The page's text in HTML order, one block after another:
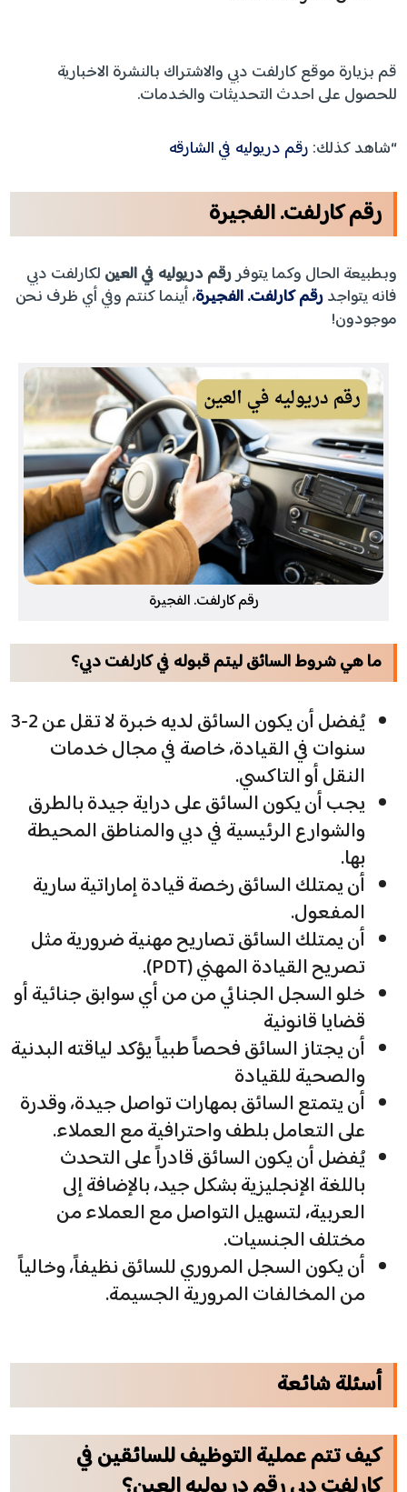
قم بزيارة موقع كارلفت دبي والاشتراك بالنشرة الاخبارية
للحصول على احدث التحديثات والخدمات.
“شاهد كذلك: رقم دريوليه في الشارقه
رقم كارلفت. الفجيرة
وبطبيعة الحال وكما يتوفررقم دريوليه في العين لكارلفت دبي
فانه يتواجدرقم كارلفت. الفجيرة، أينما كنتم وفي أي ظرف نحن
موجودون!
رقم كارلفت. الفجيرة
ما هي شروط السائق ليتم قبوله في كارلفت دبي؟
يُفضل أن يكون السائق لديه خبرة لا تقل عن 2-3
سنوات في القيادة، خاصة في مجال خدمات
النقل أو التاكسي.
يجب أن يكون السائق على دراية جيدة بالطرق
والشوارع الرئيسية في دبي والمناطق المحيطة
بها.
أن يمتلك السائق رخصة قيادة إماراتية سارية
المفعول.
أن يمتلك السائق تصاريح مهنية ضرورية مثل
تصريح القيادة المهني (PDT).
خلو السجل الجنائي من من أي سوابق جنائية أو
قضايا قانونية
أن يجتاز السائق فحصاً طبياً يؤكد لياقته البدنية
والصحية للقيادة
أن يتمتع السائق بمهارات تواصل جيدة، وقدرة
على التعامل بلطف واحترافية مع العملاء.
يُفضل أن يكون السائق قادراً على التحدث
باللغة الإنجليزية بشكل جيد، بالإضافة إلى
العربية، لتسهيل التواصل مع العملاء من
مختلف الجنسيات.
أن يكون السجل المروري للسائق نظيفاً، وخالياً
من المخالفات المرورية الجسيمة.
أسئلة شائعة
كيف تتم عملية التوظيف للسائقين في